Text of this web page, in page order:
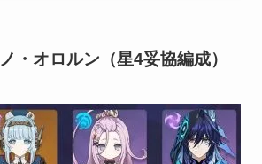
・オロルン（星4妥協編成）